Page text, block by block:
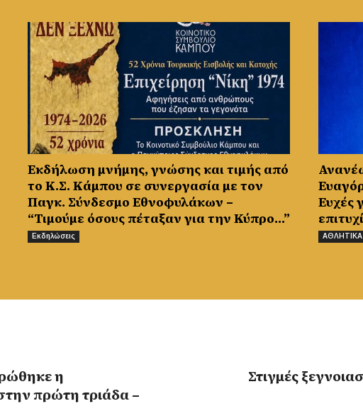
Εκδήλωση μνήμης, γνώσης και τιμής από
το Κ.Σ. Κάμπου σε συνεργασία με τον
Παγκ. Σύνδεσμο Εθνοφυλάκων –
“Τιμούμε όσους πέταξαν για την Κύπρο…”
Εκδηλώσεις
Ευχές
ΑΘΛΗΤΙΚΑ
η
πρώτη τριάδα –
Στιγμές